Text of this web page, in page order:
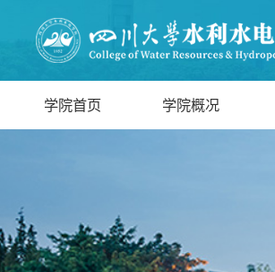
学院首页 学院概况